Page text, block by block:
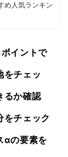
め人気ランキン
イントで
チェッ
るか確認
チェック
の要素を